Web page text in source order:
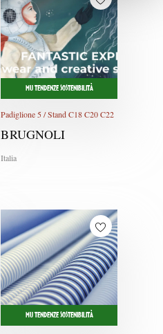
MU TENDENZE SOSTENIBILITÀ
Padiglione 5 / Stand C18 C20 C22
BRUGNOLI
Italia
MU TENDENZE SOSTENIBILITÀ